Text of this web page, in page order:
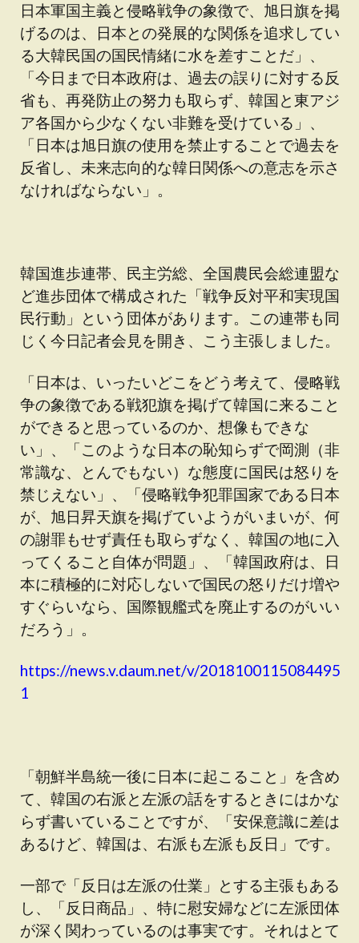
日本軍国主義と侵略戦争の象徴で、旭日旗を掲
げるのは、日本との発展的な関係を追求してい
る大韓民国の国民情緒に水を差すことだ」、
「今日まで日本政府は、過去の誤りに対する反
省も、再発防止の努力も取らず、韓国と東アジ
ア各国から少なくない非難を受けている」、
「日本は旭日旗の使用を禁止することで過去を
反省し、未来志向的な韓日関係への意志を示さ
なければならない」。
韓国進歩連帯、民主労総、全国農民会総連盟な
ど進歩団体で構成された「戦争反対平和実現国
民行動」という団体があります。この連帯も同
じく今日記者会見を開き、こう主張しました。
「日本は、いったいどこをどう考えて、侵略戦
争の象徴である戦犯旗を掲げて韓国に来ること
ができると思っているのか、想像もできな
い」、「このような日本の恥知らずで岡測（非
常識な、とんでもない）な態度に国民は怒りを
禁じえない」、「侵略戦争犯罪国家である日本
が、旭日昇天旗を掲げていようがいまいが、何
の謝罪もせず責任も取らずなく、韓国の地に入
ってくること自体が問題」、「韓国政府は、日
本に積極的に対応しないで国民の怒りだけ増や
すぐらいなら、国際観艦式を廃止するのがいい
だろう」。
https://news.v.daum.net/v/2018100115084495
1
「朝鮮半島統一後に日本に起こること」を含め
て、韓国の右派と左派の話をするときにはかな
らず書いていることですが、「安保意識に差は
あるけど、韓国は、右派も左派も反日」です。
一部で「反日は左派の仕業」とする主張もある
し、「反日商品」、特に慰安婦などに左派団体
が深く関わっているのは事実です。それはとて